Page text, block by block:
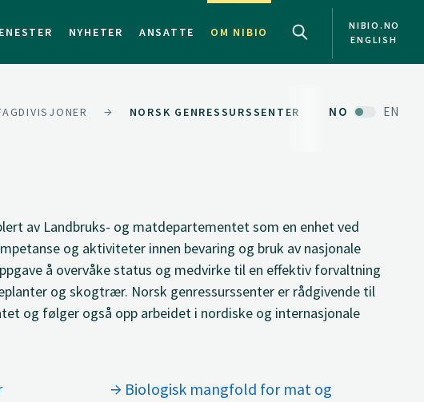
NYHETER ANSATTE OM NIBIO
NIBIO.NO
ENGLISH
NORSK GENRESSURSSENTER NO EN
av Landbruks- og matdepartementet som en enhet ved
og aktiviteter innen bevaring og bruk av nasjonale
å overvåke status og medvirke til en effektiv forvaltning
og skogtrær. Norsk genressurssenter er rådgivende til
og følger også opp arbeidet i nordiske og internasjonale